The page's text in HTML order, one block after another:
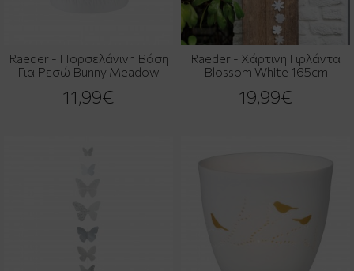
Raeder - Πορσελάνινη Βάση
Για Ρεσώ Bunny Meadow
11,99€
Raeder - Χάρτινη Γιρλάντα
Blossom White 165cm
19,99€